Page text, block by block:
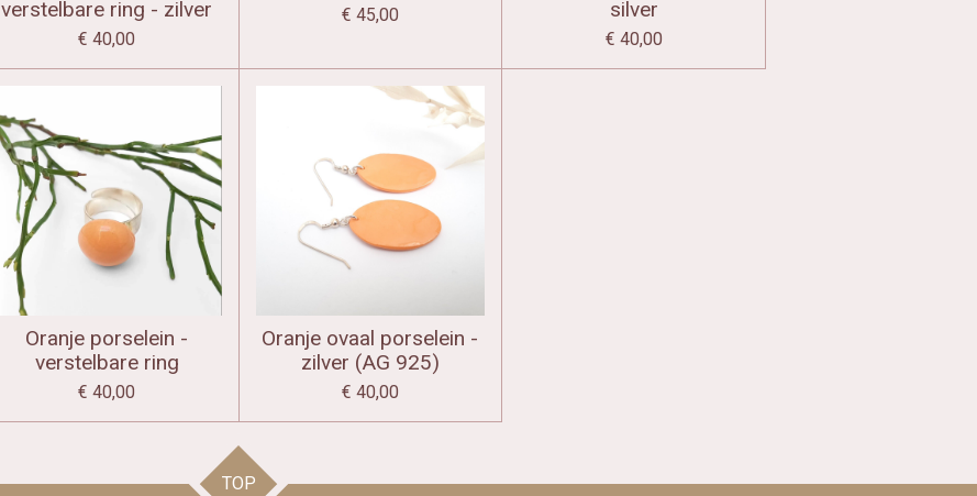
verstelbare ring - zilver
€ 40,00
€ 45,00
silver
€ 40,00
Oranje porselein -
verstelbare ring
€ 40,00
Oranje ovaal porselein -
zilver (AG 925)
€ 40,00
TOP